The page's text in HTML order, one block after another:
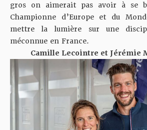
gros on aimerait pas avoir à se
Championne d’Europe et du
mettre la lumière sur une
méconnue en France.
Camille Lecointre et Jérémie